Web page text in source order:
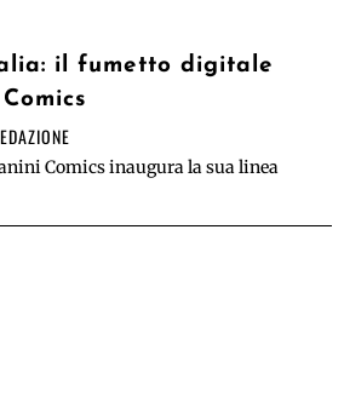
il fumetto digitale
Comics inaugura la sua linea